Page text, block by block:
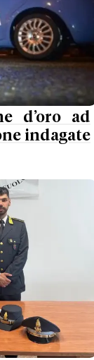
d’oro ad
indagate